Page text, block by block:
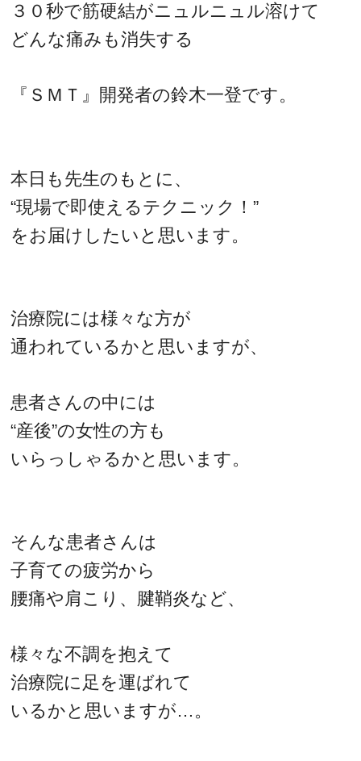
３０秒で筋硬結がニュルニュル溶けて
どんな痛みも消失する
『ＳＭＴ』開発者の鈴木一登です。
本日も先生のもとに、
“現場で即使えるテクニック！”
をお届けしたいと思います。
治療院には様々な方が
通われているかと思いますが、
患者さんの中には
“産後”の女性の方も
いらっしゃるかと思います。
そんな患者さんは
子育ての疲労から
腰痛や肩こり、腱鞘炎など、
様々な不調を抱えて
治療院に足を運ばれて
いるかと思いますが…。